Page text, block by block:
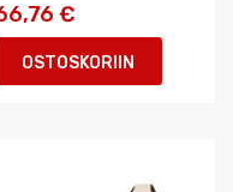
€
OSTOSKORIIN